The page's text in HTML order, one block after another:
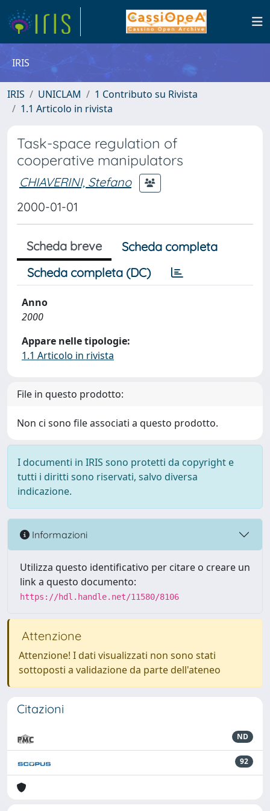
IRIS
IRIS UNICLAM
1 Contributo su Rivista
1.1 Articolo in rivista
Task-space regulation of
cooperative manipulators
CHIAVERINI, Stefano
2000-01-01
Scheda breve
Scheda completa
Scheda completa (DC)
Anno
2000
Appare nelle tipologie:
1.1 Articolo in rivista
File in questo prodotto:
Non ci sono file associati a questo prodotto.
I documenti in IRIS sono protetti da copyright e
tutti i diritti sono riservati, salvo diversa
indicazione.
Informazioni
Utilizza questo identificativo per citare o creare un
link a questo documento:
https://hdl.handle.net/11580/8106
Attenzione
Attenzione! I dati visualizzati non sono stati
sottoposti a validazione da parte dell'ateneo
Citazioni
ND
92